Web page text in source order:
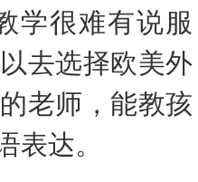
学很难有说服
去选择欧美外
老师，能教孩
达。